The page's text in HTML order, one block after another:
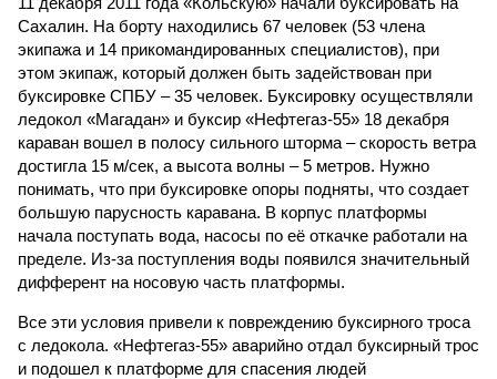
Сахалин. На борту находились 67 человек (53 члена
экипажа и 14 прикомандированных специалистов), при
этом экипаж, который должен быть задействован при
буксировке СПБУ – 35 человек. Буксировку осуществляли
ледокол «Магадан» и буксир «Нефтегаз-55» 18 декабря
караван вошел в полосу сильного шторма – скорость ветра
достигла 15 м/сек, а высота волны – 5 метров. Нужно
понимать, что при буксировке опоры подняты, что создает
большую парусность каравана. В корпус платформы
начала поступать вода, насосы по её откачке работали на
пределе. Из-за поступления воды появился значительный
дифферент на носовую часть платформы.
Все эти условия привели к повреждению буксирного троса
с ледокола. «Нефтегаз-55» аварийно отдал буксирный трос
и подошел к платформе для спасения людей